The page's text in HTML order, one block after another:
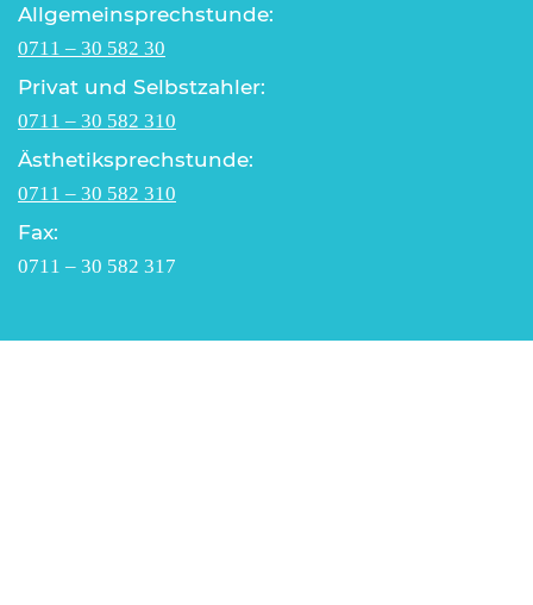
Allgemeinsprechstunde:
0711 – 30 582 30
Privat und Selbstzahler:
0711 – 30 582 310
Ästhetiksprechstunde:
0711 – 30 582 310
Fax:
0711 – 30 582 317